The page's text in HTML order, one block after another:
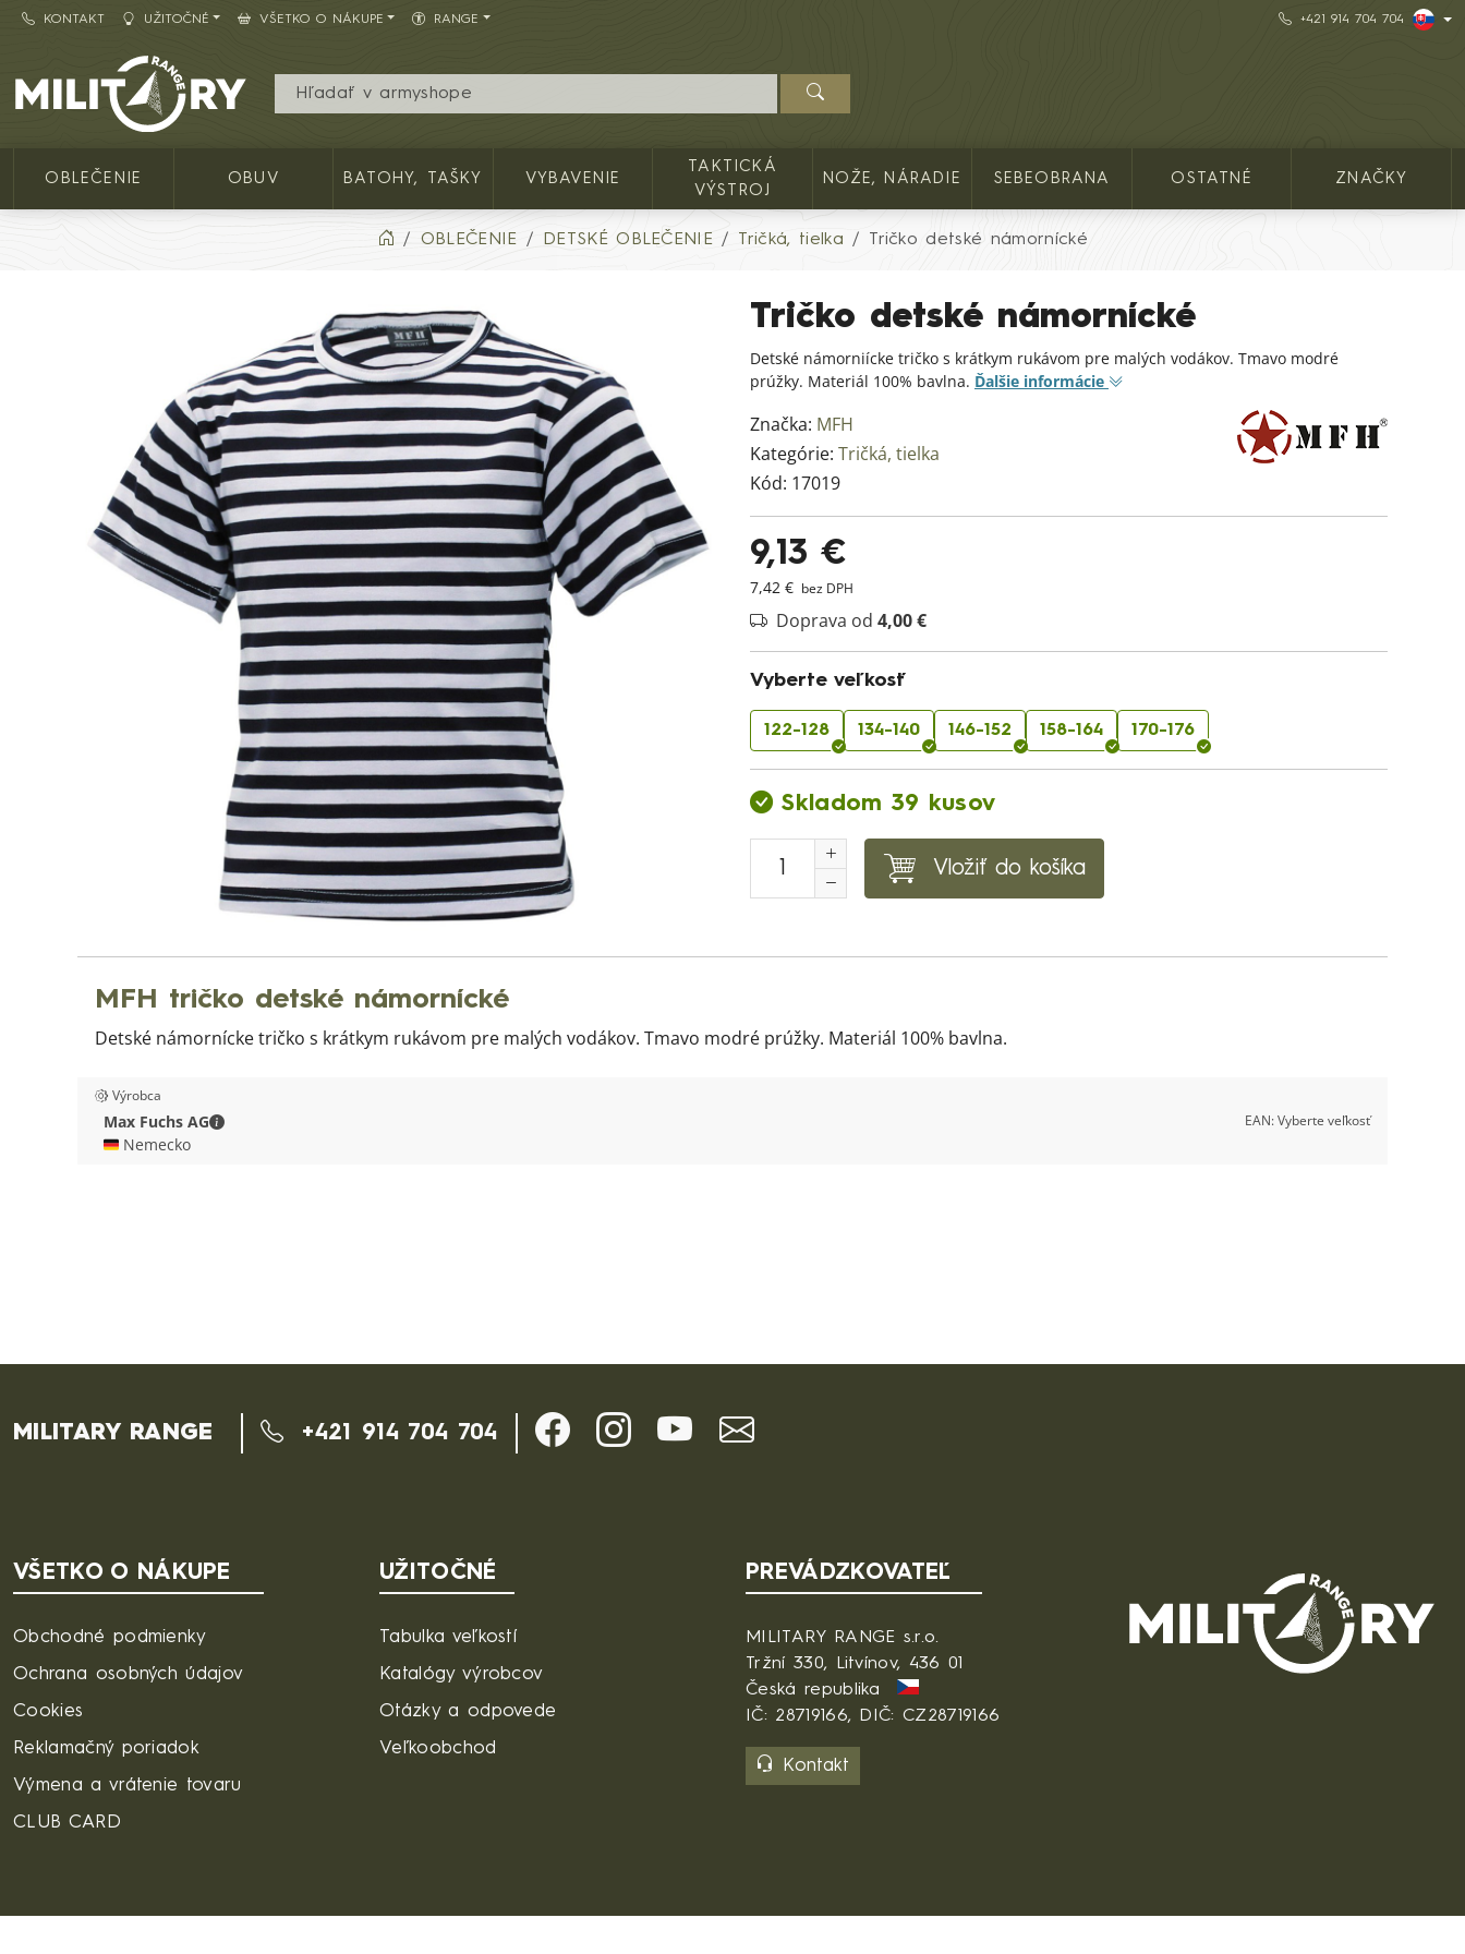
KONTAKT UŽITOČNÉ VŠETKO O NÁKUPE RANGE +421 914 704 704
Army shop MILITARY RANGE SK
OBLEČENIE OBUV BATOHY, TAŠKY VYBAVENIE
TAKTICKÁ
VÝSTROJ
NOŽE, NÁRADIE SEBEOBRANA OSTATNÉ ZNAČKY
OBLEČENIE DETSKÉ OBLEČENIE Tričká, tielka Tričko detské námornícké
Tričko detské námornícké
Detské námorniícke tričko s krátkym rukávom pre malých vodákov. Tmavo modré
prúžky. Materiál 100% bavlna. Ďalšie informácie
Značka: MFH
Kategórie: Tričká, tielka
Kód: 17019
9,13 €
7,42 € bez DPH
Doprava od 4,00 €
Vyberte veľkosť
122-128 134-140 146-152 158-164 170-176
Skladom 39 kusov
Vložiť do košíka
MFH tričko detské námornícké
Detské námornícke tričko s krátkym rukávom pre malých vodákov. Tmavo modré prúžky. Materiál 100% bavlna.
Výrobca
Max Fuchs AG
Max Fuchs AG - Kontaktné údaje
🇩🇪 Nemecko
EAN:Vyberte veľkosť
MILITARY RANGE +421 914 704 704
VŠETKO O NÁKUPE
Obchodné podmienky
Ochrana osobných údajov
Cookies
Reklamačný poriadok
Výmena a vrátenie tovaru
CLUB CARD
UŽITOČNÉ
Tabulka veľkostí
Katalógy výrobcov
Otázky a odpovede
Veľkoobchod
PREVÁDZKOVATEĽ
MILITARY RANGE s.r.o.
Tržní 330, Litvínov, 436 01
Česká republika
IČ: 28719166, DIČ: CZ28719166
Kontakt